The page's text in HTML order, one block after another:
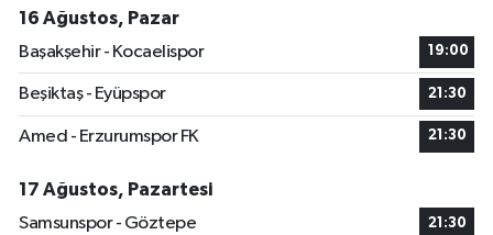
16 Ağustos, Pazar
Başakşehir - Kocaelispor
19:00
Beşiktaş - Eyüpspor 21:30
Amed - Erzurumspor FK 21:30
17 Ağustos, Pazartesi
Samsunspor - Göztepe
21:30